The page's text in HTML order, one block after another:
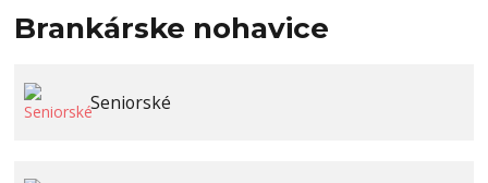
Brankárske nohavice
Seniorské